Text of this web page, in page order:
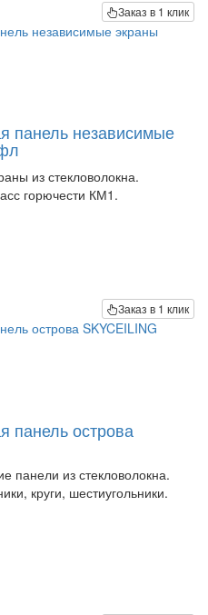
Заказ в 1 клик
панель независимые
из стекловолокна.
горючести КМ1.
Заказ в 1 клик
панель острова
панели из стекловолокна.
круги, шестиугольники.